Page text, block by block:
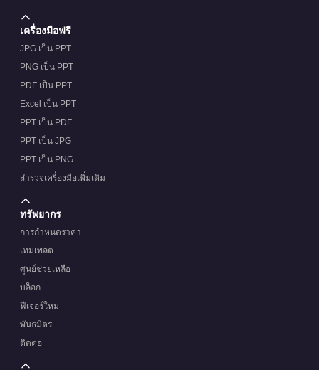
เครื่องมือฟรี
JPG เป็น PPT
PNG เป็น PPT
PDF เป็น PPT
Excel เป็น PPT
PPT เป็น PDF
PPT เป็น JPG
PPT เป็น PNG
สำรวจเครื่องมือเพิ่มเติม
ทรัพยากร
การกำหนดราคา
เทมเพลต
ศูนย์ช่วยเหลือ
บล็อก
ฟีเจอร์ใหม่
พันธมิตร
ติดต่อ